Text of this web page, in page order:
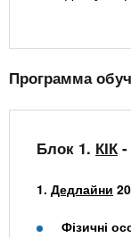
Программа
Блок 1. КІК
1. Дедлайни
Фізичні